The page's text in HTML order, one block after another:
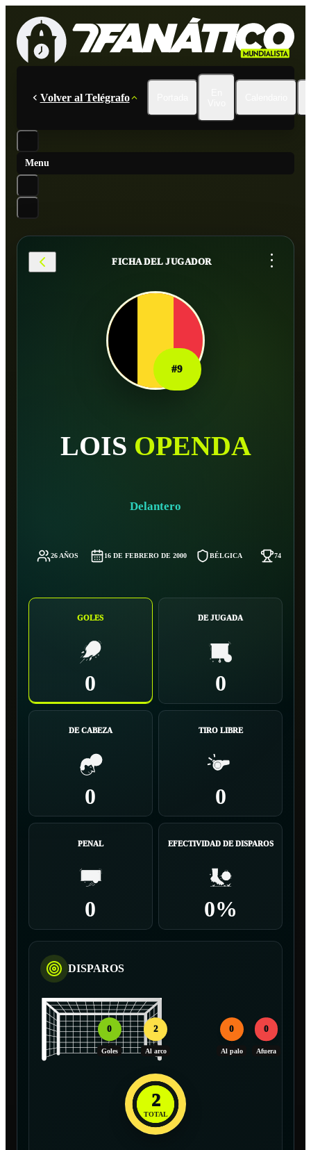
Volver al Telégrafo
Menu
FICHA DEL JUGADOR ...
#9
LOIS OPENDA
Delantero
26 AÑOS 16 DE FEBRERO DE 2000 BÉLGICA 74 KG
GOLES
0
DE JUGADA
0
DE CABEZA
0
TIRO LIBRE
0
PENAL
0
EFECTIVIDAD DE DISPAROS
0%
DISPAROS
0
Goles
2
Al arco
0
Al palo
0
Afuera
2
TOTAL